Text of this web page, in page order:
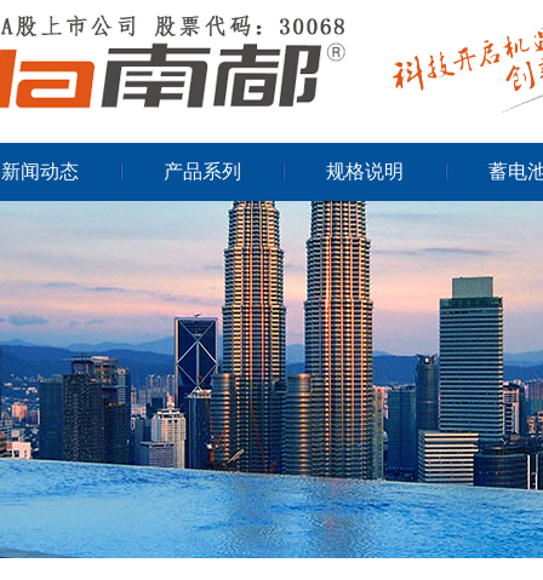
新闻动态 产品系列 规格说明 蓄电